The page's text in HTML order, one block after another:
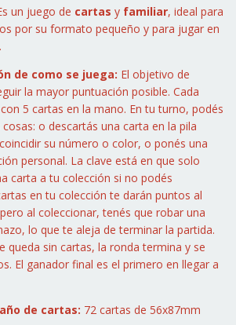
un juego de cartas y familiar, ideal para
por su formato pequeño y para jugar en
de como se juega: El objetivo de
la mayor puntuación posible. Cada
5 cartas en la mano. En tu turno, podés
o descartás una carta en la pila
su número o color, o ponés una
personal. La clave está en que solo
carta a tu colección si no podés
en tu colección te darán puntos al
al coleccionar, tenés que robar una
lo que te aleja de terminar la partida.
queda sin cartas, la ronda termina y se
El ganador final es el primero en llegar a
de cartas: 72 cartas de 56x87mm